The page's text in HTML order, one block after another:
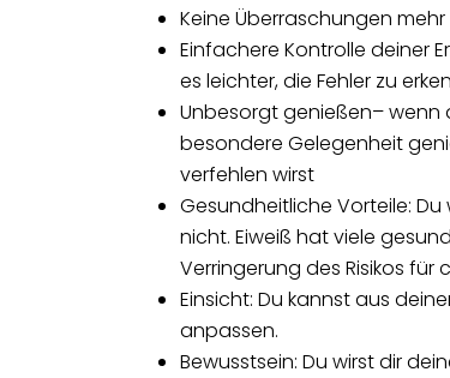
Keine Überraschungen
Einfachere Kontrolle deiner
es leichter, die Fehler zu
Unbesorgt genießen– wenn
besondere Gelegenheit
verfehlen wirst
Gesundheitliche Vorteile: Du
nicht.Eiweiß hat viele
Verringerung des Risikos für
Einsicht: Du kannst aus
anpassen.
Bewusstsein: Du wirst dir